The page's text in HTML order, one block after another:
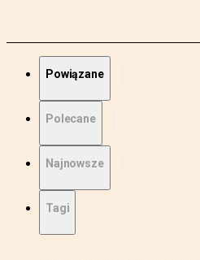
Powiązane
Polecane
Najnowsze
Tagi